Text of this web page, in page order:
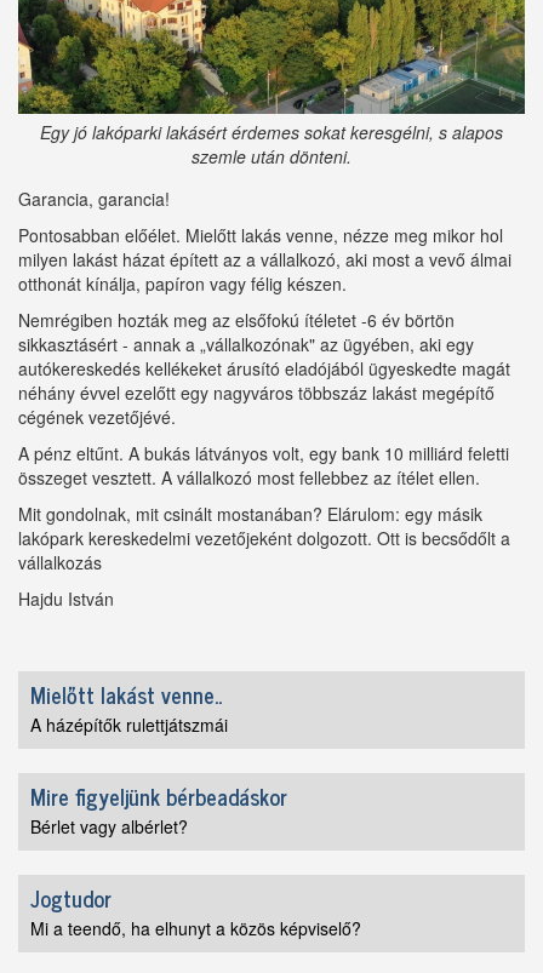
Egy jó lakóparki lakásért érdemes sokat keresgélni, s alapos
szemle után dönteni.
Garancia, garancia!
Pontosabban előélet. Mielőtt lakás venne, nézze meg mikor hol
milyen lakást házat épített az a vállalkozó, aki most a vevő álmai
otthonát kínálja, papíron vagy félig készen.
Nemrégiben hozták meg az elsőfokú ítéletet -6 év börtön
sikkasztásért - annak a „vállalkozónak" az ügyében, aki egy
autókereskedés kellékeket árusító eladójából ügyeskedte magát
néhány évvel ezelőtt egy nagyváros többszáz lakást megépítő
cégének vezetőjévé.
A pénz eltűnt. A bukás látványos volt, egy bank 10 milliárd feletti
összeget vesztett. A vállalkozó most fellebbez az ítélet ellen.
Mit gondolnak, mit csinált mostanában? Elárulom: egy másik
lakópark kereskedelmi vezetőjeként dolgozott. Ott is becsődőlt a
vállalkozás
Hajdu István
Mielőtt lakást venne..
A házépítők rulettjátszmái
Mire figyeljünk bérbeadáskor
Bérlet vagy albérlet?
Jogtudor
Mi a teendő, ha elhunyt a közös képviselő?